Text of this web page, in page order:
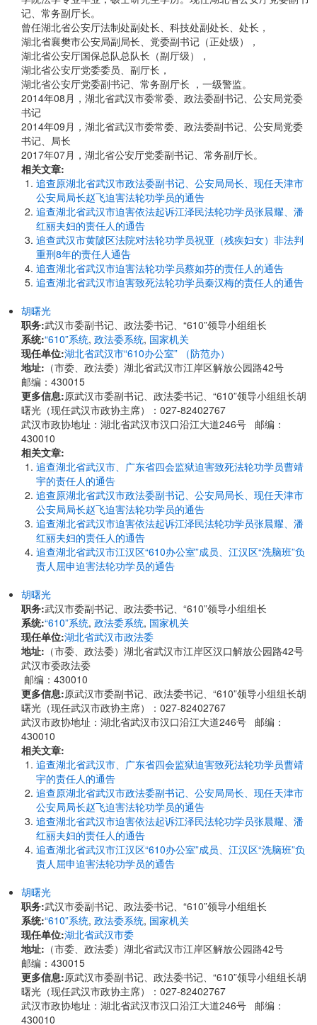
记、常务副厅长。
曾任湖北省公安厅法制处副处长、科技处副处长、处长，
湖北省襄樊市公安局副局长、党委副书记（正处级），
湖北省公安厅国保总队总队长（副厅级），
湖北省公安厅党委委员、副厅长，
湖北省公安厅党委副书记、常务副厅长 ，一级警监。
2014年08月，湖北省武汉市委常委、政法委副书记、公安局党委
书记
2014年09月，湖北省武汉市委常委、政法委副书记、公安局党委
书记、局长
2017年07月，湖北省公安厅党委副书记、常务副厅长。
相关文章:
追查原湖北省武汉市政法委副书记、公安局局长、现任天津市
公安局局长赵飞迫害法轮功学员的通告
追查湖北省武汉市迫害依法起诉江泽民法轮功学员张晨耀、潘
红丽夫妇的责任人的通告
追查武汉市黄陂区法院对法轮功学员祝亚（残疾妇女）非法判
重刑8年的责任人通告
追查湖北省武汉市迫害法轮功学员蔡如芬的责任人的通告
追查湖北省武汉市迫害致死法轮功学员秦汉梅的责任人的通告
胡曙光
职务:武汉市委副书记、政法委书记、“610”领导小组组长
系统:“610”系统, 政法委系统, 国家机关
现任单位:湖北省武汉市“610办公室” （防范办）
地址: ​​（市委、政法委）湖北省武汉市江岸区解放公园路42号
邮编：430015
更多信息:原武汉市委副书记、政法委书记、“610”领导小组组长胡
曙光（现任武汉市政协主席）：027-82402767
武汉市政协地址：湖北省武汉市汉口沿江大道246号 邮编：
430010
相关文章:
追查湖北省武汉市、广东省四会监狱迫害致死法轮功学员曹靖
宇的责任人的通告
追查原湖北省武汉市政法委副书记、公安局局长、现任天津市
公安局局长赵飞迫害法轮功学员的通告
追查湖北省武汉市迫害依法起诉江泽民法轮功学员张晨耀、潘
红丽夫妇的责任人的通告
追查湖北省武汉市江汉区“610办公室”成员、江汉区“洗脑班”负
责人屈申迫害法轮功学员的通告
胡曙光
职务:武汉市委副书记、政法委书记、“610”领导小组组长
系统:“610”系统, 政法委系统, 国家机关
现任单位:湖北省武汉市政法委
地址: ​​（市委、政法委）湖北省武汉市江岸区汉口解放公园路42号
武汉市委政法委
邮编：430010
更多信息:原武汉市委副书记、政法委书记、“610”领导小组组长胡
曙光（现任武汉市政协主席）：027-82402767
武汉市政协地址：湖北省武汉市汉口沿江大道246号 邮编：
430010
相关文章:
追查湖北省武汉市、广东省四会监狱迫害致死法轮功学员曹靖
宇的责任人的通告
追查原湖北省武汉市政法委副书记、公安局局长、现任天津市
公安局局长赵飞迫害法轮功学员的通告
追查湖北省武汉市迫害依法起诉江泽民法轮功学员张晨耀、潘
红丽夫妇的责任人的通告
追查湖北省武汉市江汉区“610办公室”成员、江汉区“洗脑班”负
责人屈申迫害法轮功学员的通告
胡曙光
职务:武汉市委副书记、政法委书记、“610”领导小组组长
系统:“610”系统, 政法委系统, 国家机关
现任单位:湖北省武汉市委
地址: ​​（市委、政法委）湖北省武汉市江岸区解放公园路42号
邮编：430015
更多信息:原武汉市委副书记、政法委书记、“610”领导小组组长胡
曙光（现任武汉市政协主席）：027-82402767
武汉市政协地址：湖北省武汉市汉口沿江大道246号 邮编：
430010